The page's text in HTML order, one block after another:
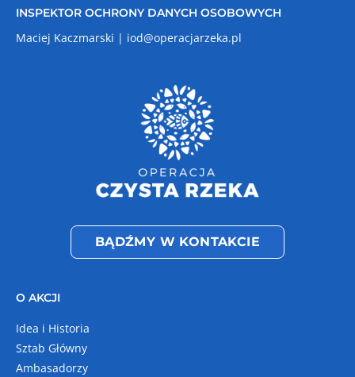
INSPEKTOR OCHRONY DANYCH OSOBOWYCH
Maciej Kaczmarski | iod@operacjarzeka.pl
BĄDŹMY W KONTAKCIE
O AKCJI
Idea i Historia
Sztab Główny
Ambasadorzy